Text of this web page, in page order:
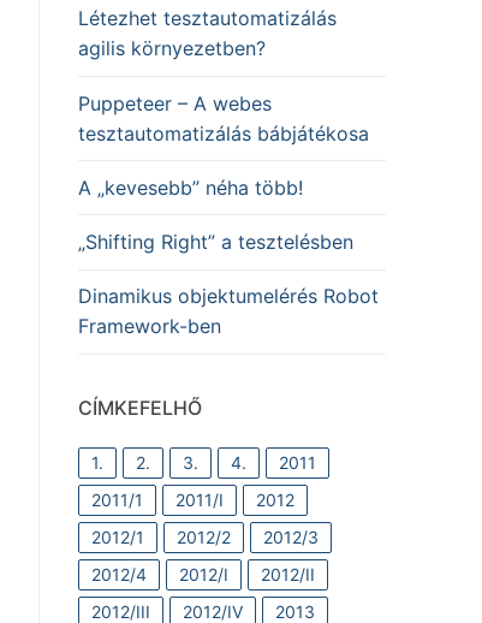
Létezhet tesztautomatizálás
agilis környezetben?
Puppeteer – A webes
tesztautomatizálás bábjátékosa
A „kevesebb” néha több!
„Shifting Right” a tesztelésben
Dinamikus objektumelérés Robot
Framework-ben
CÍMKEFELHŐ
1. 2. 3. 4.
2011
2011/1
2011/I
2012
2012/1
2012/2
2012/3
2012/4
2012/I
2012/II
2012/III
2012/IV
2013